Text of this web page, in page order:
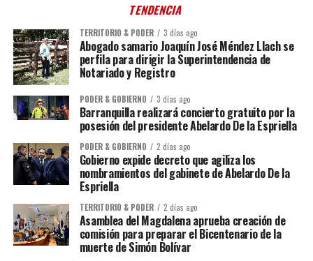
TENDENCIA
TERRITORIO & PODER 3 días ago
Abogado samario Joaquín José Méndez Llach se
perfila para dirigir la Superintendencia de
Notariado y Registro
PODER & GOBIERNO 3 días ago
Barranquilla realizará concierto gratuito por la
posesión del presidente Abelardo De la Espriella
PODER & GOBIERNO 2 días ago
Gobierno expide decreto que agiliza los
nombramientos del gabinete de Abelardo De la
Espriella
TERRITORIO & PODER 2 días ago
Asamblea del Magdalena aprueba creación de
comisión para preparar el Bicentenario de la
muerte de Simón Bolívar